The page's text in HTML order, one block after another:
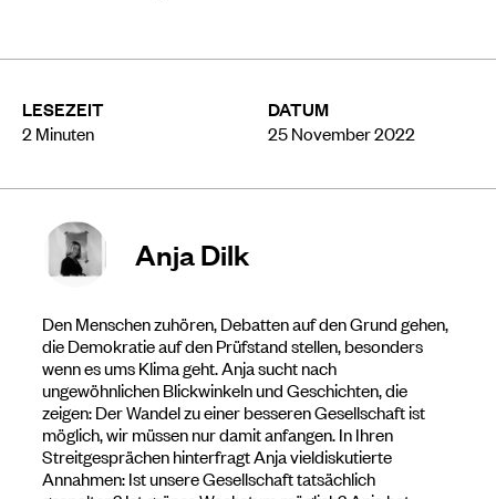
LESEZEIT
2 Minuten
DATUM
25 November 2022
Anja Dilk
Den Menschen zuhören, Debatten auf den Grund gehen,
die Demokratie auf den Prüfstand stellen, besonders
wenn es ums Klima geht. Anja sucht nach
ungewöhnlichen Blickwinkeln und Geschichten, die
zeigen: Der Wandel zu einer besseren Gesellschaft ist
möglich, wir müssen nur damit anfangen. In Ihren
Streitgesprächen hinterfragt Anja vieldiskutierte
Annahmen: Ist unsere Gesellschaft tatsächlich